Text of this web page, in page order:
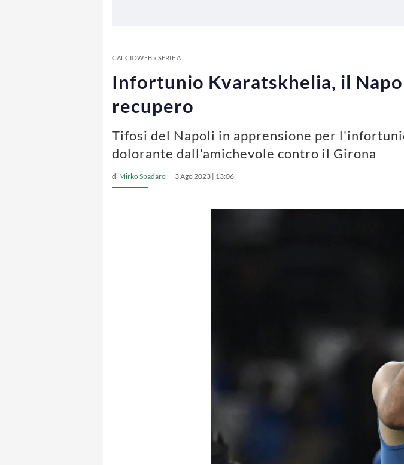
CALCIOWEB» SERIE A
Infortunio Kvaratskhelia, il
recupero
Tifosi del Napoli in apprensione per
dolorante dall'amichevole contro il Girona
di Mirko Spadaro 3 Ago 2023 | 13:06